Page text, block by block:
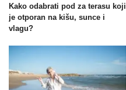
Kako odabrati pod za terasu koji
je otporan na kišu, sunce i
vlagu?